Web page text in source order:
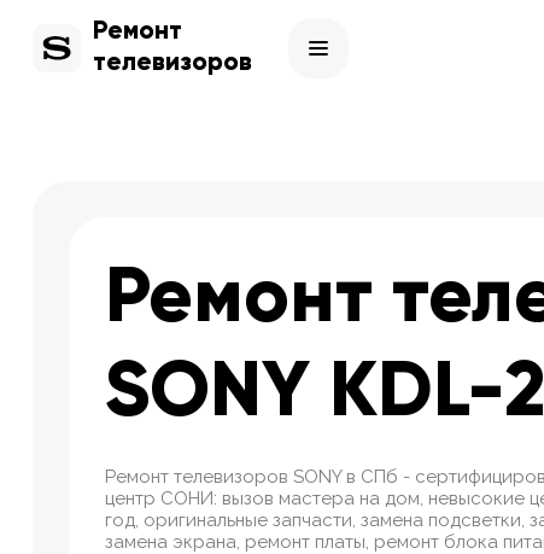
Ремонт
телевизоров
Ремонт
SONY KDL-
Ремонт телевизоров SONY в СПб -
центр СОНИ: вызов мастера на дом, невысокие
год, оригинальные запчасти, замена подсветки,
замена экрана, ремонт платы, ремонт блока